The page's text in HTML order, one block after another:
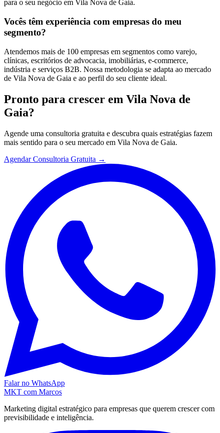
para o seu negócio em Vila Nova de Gaia.
Vocês têm experiência com empresas do meu
segmento?
Atendemos mais de 100 empresas em segmentos como varejo,
clínicas, escritórios de advocacia, imobiliárias, e-commerce,
indústria e serviços B2B. Nossa metodologia se adapta ao mercado
de Vila Nova de Gaia e ao perfil do seu cliente ideal.
Pronto para crescer em Vila Nova de
Gaia?
Agende uma consultoria gratuita e descubra quais estratégias fazem
mais sentido para o seu mercado em Vila Nova de Gaia.
Agendar Consultoria Gratuita →
Falar no WhatsApp
MKT com Marcos
Marketing digital estratégico para empresas que querem crescer com
previsibilidade e inteligência.